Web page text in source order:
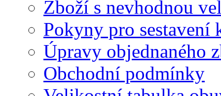
Zboží s nevhodnou
Pokyny pro sestavení
Úpravy objednaného
Obchodní podmínky